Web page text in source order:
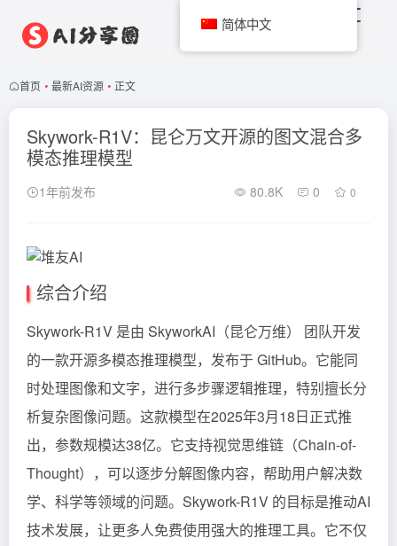
首页 • 最新AI资源 • 正文
Skywork-R1V：昆仑万文开源的图文混合多
模态推理模型
1年前发布 80.8K 0 0
综合介绍
Skywork-R1V 是由 SkyworkAI（昆仑万维） 团队开发
的一款开源多模态推理模型，发布于 GitHub。它能同
时处理图像和文字，进行多步骤逻辑推理，特别擅长分
析复杂图像问题。这款模型在2025年3月18日正式推
出，参数规模达38亿。它支持视觉思维链（Chain-of-
Thought），可以逐步分解图像内容，帮助用户解决数
学、科学等领域的问题。Skywork-R1V 的目标是推动AI
技术发展，让更多人免费使用强大的推理工具。它不仅
简体中文